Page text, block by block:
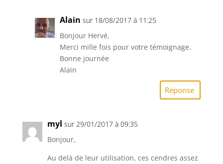
Alain sur 18/08/2017 à 11:25
Bonjour Hervé,
Merci mille fois pour votre témoignage.
Bonne journée
Alain
Réponse
myl sur 29/01/2017 à 09:35
Bonjour,
Au delà de leur utilisation, ces cendres assez